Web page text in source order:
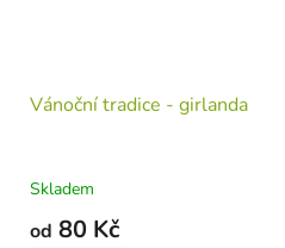
Vánoční tradice - girlanda
Skladem
od 80 Kč